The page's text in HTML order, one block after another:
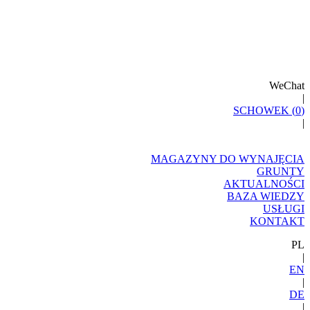
WeChat
|
SCHOWEK (0)
|
MAGAZYNY DO WYNAJĘCIA
GRUNTY
AKTUALNOŚCI
BAZA WIEDZY
USŁUGI
KONTAKT
PL
|
EN
|
DE
|